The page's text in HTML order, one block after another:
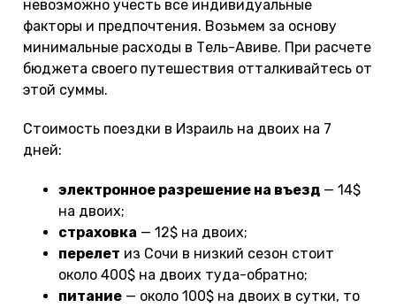
невозможно учесть все индивидуальные
факторы и предпочтения. Возьмем за основу
минимальные расходы в Тель-Авиве. При расчете
бюджета своего путешествия отталкивайтесь от
этой суммы.
Стоимость поездки в Израиль на двоих на 7
дней:
электронное разрешение на въезд — 14$
на двоих;
страховка — 12$ на двоих;
перелет из Сочи в низкий сезон стоит
около 400$ на двоих туда-обратно;
питание — около 100$ на двоих в сутки, то